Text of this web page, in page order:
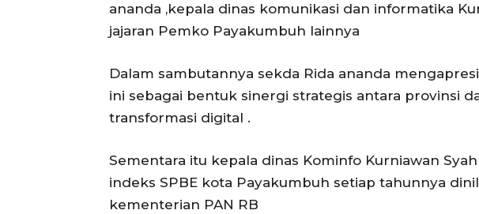
ananda ,kepala dinas komunikasi dan informatika
jajaran Pemko Payakumbuh lainnya
Dalam sambutannya sekda Rida ananda
ini sebagai bentuk sinergi strategis antara provinsi
transformasi digital .
Sementara itu kepala dinas Kominfo Kurniawan
indeks SPBE kota Payakumbuh setiap tahunnya
kementerian PAN RB